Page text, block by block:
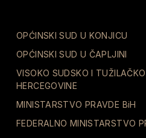
OPĆINSKI SUD U KONJICU
OPĆINSKI SUD U ČAPLJINI
VISOKO SUDSKO I
HERCEGOVINE
MINISTARSTVO PRAVDE BiH
FEDERALNO MINISTARSTVO